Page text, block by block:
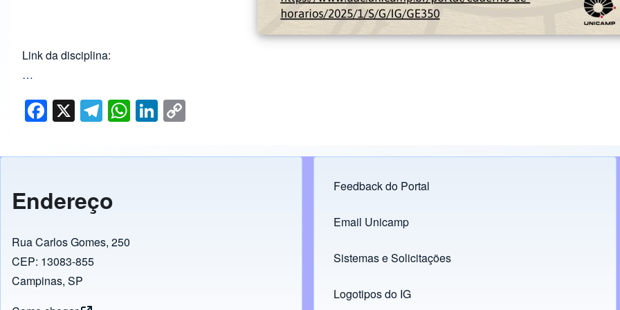
Link da disciplina:
…
F
a
c
b
o
o
k
X T
el
e
a
m
W
h
at
Li
n
k p
Endereço
Rua Carlos Gomes, 250
CEP: 13083-855
Campinas, SP
Footer menu
Feedback do Portal
Links
Email Unicamp
(opens in new tab)
Sistemas e Solicitações
(opens in new tab)
Logotipos do IG
(opens in new tab)